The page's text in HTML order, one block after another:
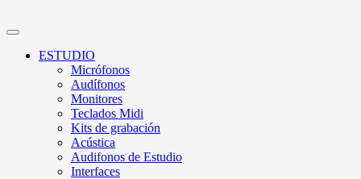
ESTUDIO
Micrófonos
Audífonos
Monitores
Teclados Midi
Kits de grabación
Acústica
Audifonos de Estudio
Interfaces